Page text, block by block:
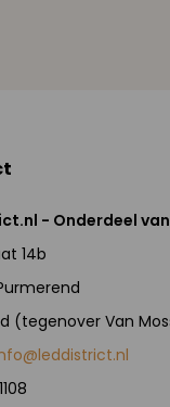
- Onderdeel
14b
(tegenover Van